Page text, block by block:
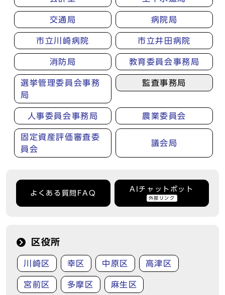
交通局 病院局
市立川崎病院 市立井田病院
消防局 教育委員会事務局
選挙管理委員会事務
局
監査事務局
人事委員会事務局 農業委員会
固定資産評価審査委
員会
議会局
よくある質問FAQ
AIチャットボット
外部リンク
区役所
川崎区 幸区 中原区 高津区
宮前区 多摩区 麻生区